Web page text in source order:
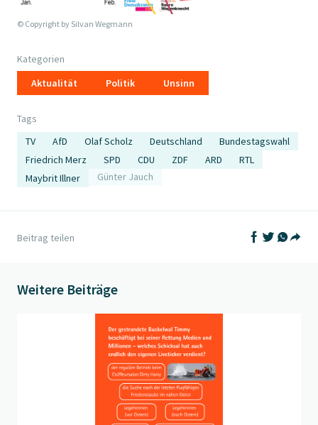
© Copyright by Silvan Wegmann
Kategorien
Aktualität
Politik Unsinn
Tags
TV
AfD Olaf Scholz Deutschland
Bundestagswahl
Friedrich Merz
SPD CDU ZDF ARD
RTL
Maybrit Illner
Günter Jauch
Beitrag teilen Auf Facebook
AufAuf
Weitere Beiträge